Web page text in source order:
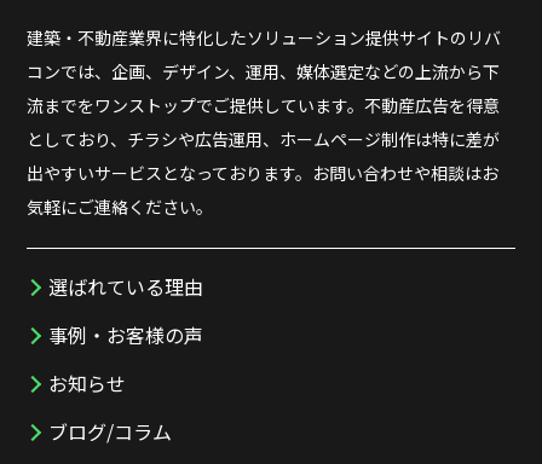
建築・不動産業界に特化したソリューション提供サイトのリバ
コンでは、企画、デザイン、運用、媒体選定などの上流から下
流までをワンストップでご提供しています。不動産広告を得意
としており、チラシや広告運用、ホームページ制作は特に差が
出やすいサービスとなっております。お問い合わせや相談はお
気軽にご連絡ください。
選ばれている理由
事例・お客様の声
お知らせ
ブログ/コラム